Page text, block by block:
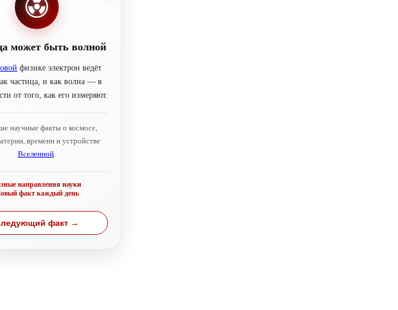
может быть волной
физике электрон ведёт
частица, и как волна — в
от того, как его измеряют.
научные факты о космосе,
времени и устройстве
Вселенной.
направления науки
факт каждый день
факт →